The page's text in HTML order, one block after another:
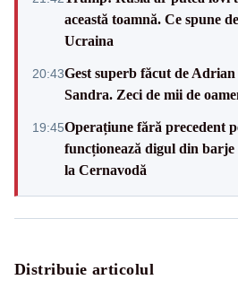
această toamnă. Ce spune
Ucraina
20:43Gest superb făcut de
Sandra. Zeci de mii de
19:45Operațiune fără precedent
funcționează digul din
la Cernavodă
Distribuie articolul